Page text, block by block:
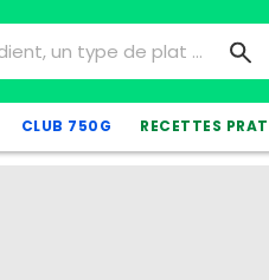
CLUB 750G RECETTES